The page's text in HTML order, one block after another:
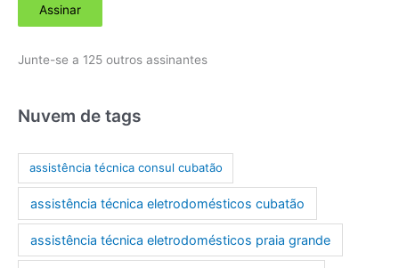
e
o
e
a
Assinar
Junte-se a 125 outros assinantes
Nuvem de tags
assistência técnica consul cubatão
assistência técnica eletrodomésticos cubatão
assistência técnica eletrodomésticos praia grande